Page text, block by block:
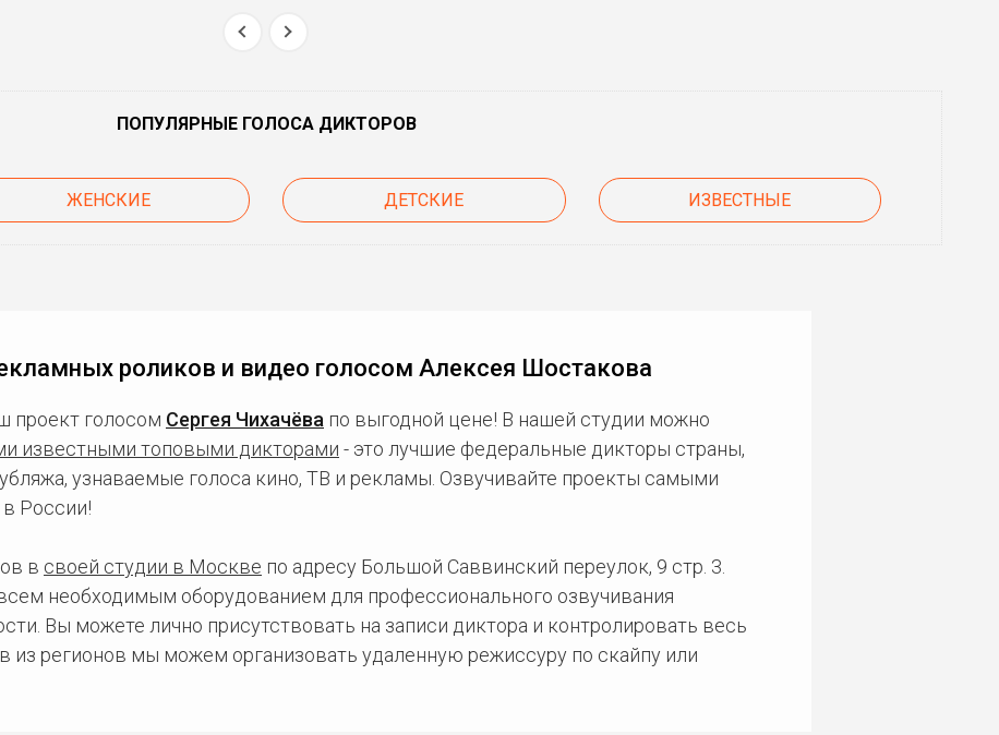
ПОПУЛЯРНЫЕ ГОЛОСА ДИКТОРОВ
ЖЕНСКИЕ ДЕТСКИЕ ИЗВЕСТНЫЕ
роликов и видео голосом Алексея Шостакова
проект голосом Сергея Чихачёва по выгодной цене! В нашей студии можно
известными топовыми дикторами - это лучшие федеральные дикторы страны,
узнаваемые голоса кино, ТВ и рекламы. Озвучивайте проекты самыми
России!
в своей студии в Москве по адресу Большой Саввинский переулок, 9 стр. 3.
необходимым оборудованием для профессионального озвучивания
Вы можете лично присутствовать на записи диктора и контролировать весь
из регионов мы можем организовать удаленную режиссуру по скайпу или